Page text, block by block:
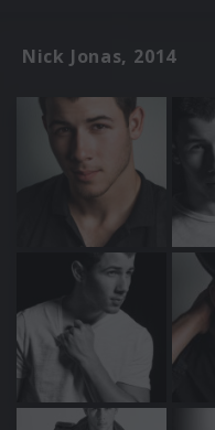
Nick Jonas, 2014